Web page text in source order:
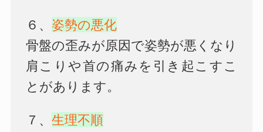
６、 姿勢の悪化
骨盤の歪みが原因で姿勢が悪くなり
肩こりや首の痛みを引き起こすこ
とがあります。
７、 生理不順